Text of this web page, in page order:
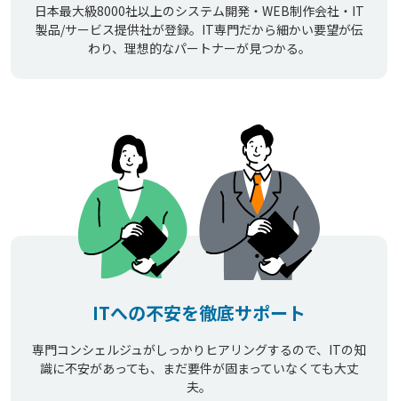
日本最大級8000社以上のシステム開発・WEB制作会社・IT
製品/サービス提供社が登録。IT専門だから細かい要望が伝
わり、理想的なパートナーが見つかる。
ITへの不安を徹底サポート
専門コンシェルジュがしっかりヒアリングするので、ITの知
識に不安があっても、まだ要件が固まっていなくても大丈
夫。